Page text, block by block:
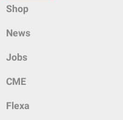
Shop
News
Jobs
CME
Flexa